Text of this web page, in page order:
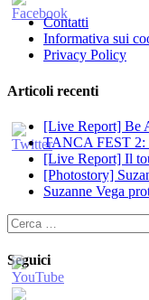
Contatti
Informativa sui
Privacy Policy
Articoli recenti
[Live Report] Be
TANCA FEST 2:
[Live Report] Il
[Photostory]
Suzanne Vega
Ricerca
per:
Seguici